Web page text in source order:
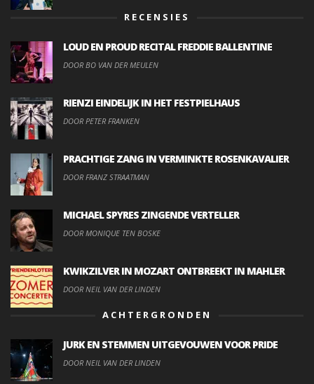
RECENSIES
LOUD EN PROUD RECITAL FREDDIE BALLENTINE
DOOR BO VAN DER MEULEN
RIENZI EINDELIJK IN HET FESTPIELHAUS
DOOR PETER FRANKEN
PRACHTIGE ZANG IN VERMINKTE ROSENKAVALIER
DOOR FRANZ STRAATMAN
MICHAEL SPYRES ZINGENDE VERTELLER
DOOR MONIQUE TEN BOSKE
KWIKZILVER IN MOZART ONTBREEKT IN MAHLER
DOOR NEIL VAN DER LINDEN
ACHTERGRONDEN
JURK EN STEMMEN UITGEVOUWEN VOOR PRIDE
DOOR NEIL VAN DER LINDEN